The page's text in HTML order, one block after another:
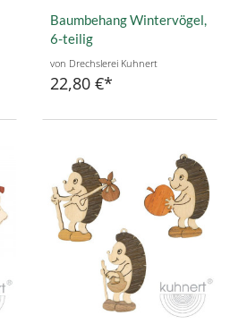
Baumbehang Wintervögel,
6-teilig
von Drechslerei Kuhnert
22,80 €